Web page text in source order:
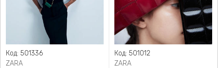
Код: 501336
ZARA
Код: 501012
ZARA